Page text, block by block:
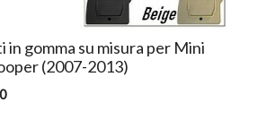
in gomma su misura per Mini
(2007-2013)